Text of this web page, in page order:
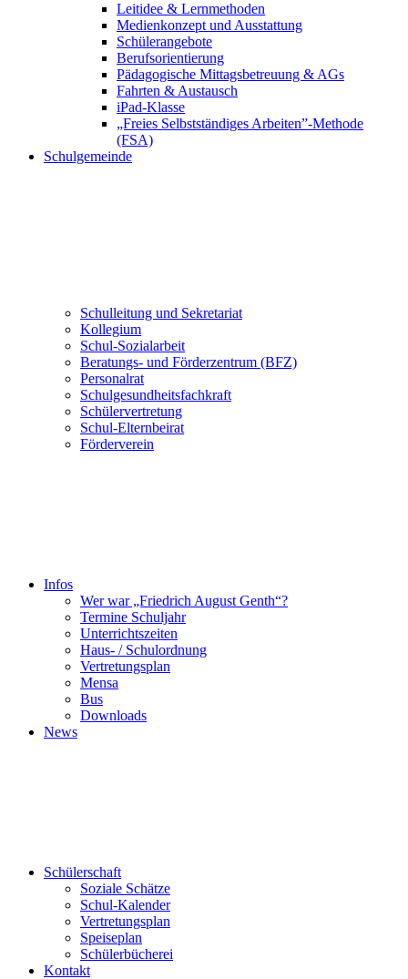
Leitidee & Lernmethoden
Medienkonzept und Ausstattung
Schülerangebote
Berufsorientierung
Pädagogische Mittagsbetreuung & AGs
Fahrten & Austausch
iPad-Klasse
„Freies Selbstständiges Arbeiten”-Methode
(FSA)
Schulgemeinde
Schulleitung und Sekretariat
Kollegium
Schul-Sozialarbeit
Beratungs- und Förderzentrum (BFZ)
Personalrat
Schulgesundheitsfachkraft
Schülervertretung
Schul-Elternbeirat
Förderverein
Infos
Wer war „Friedrich August Genth“?
Termine Schuljahr
Unterrichtszeiten
Haus- / Schulordnung
Vertretungsplan
Mensa
Bus
Downloads
News
Schülerschaft
Soziale Schätze
Schul-Kalender
Vertretungsplan
Speiseplan
Schülerbücherei
Kontakt